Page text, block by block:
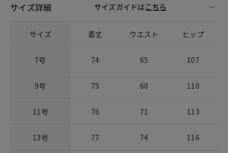
サイズ詳細 サイズガイドは こちら
サイズ 着丈 ウエスト ヒップ
7号 74 65 107
9号 75 68 110
11号 76 71 113
13号 77 74 116